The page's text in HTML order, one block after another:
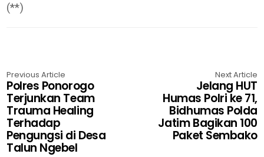
(**)
Previous Article
Polres Ponorogo
Terjunkan Team
Trauma Healing
Terhadap
Pengungsi di Desa
Talun Ngebel
Next Article
Jelang HUT
Humas Polri ke 71,
Bidhumas Polda
Jatim Bagikan 100
Paket Sembako